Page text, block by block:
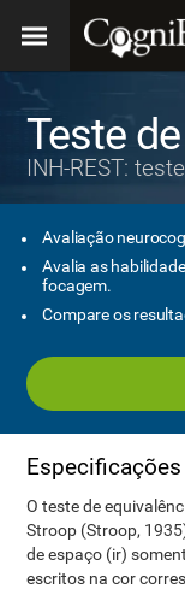
Teste
INH-REST:
Avaliação
Avalia as
focagem.
Compare os
O teste de
Stroop (Stroop,
de espaço (ir)
escritos na cor